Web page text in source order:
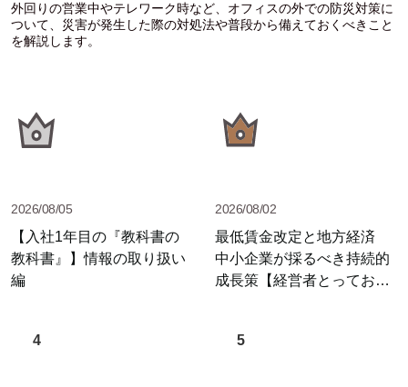
外回りの営業中やテレワーク時など、オフィスの外での防災対策に
ついて、災害が発生した際の対処法や普段から備えておくべきこと
を解説します。
2026/08/05
【入社1年目の『教科書の
教科書』】情報の取り扱い
編
2026/08/02
最低賃金改定と地方経済
中小企業が採るべき持続的
成長策【経営者とっておき
4 5